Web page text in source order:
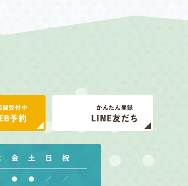
間受付中
予約
かんたん登録
LINE友だち
金 土 日
祝
● ● ／ ／